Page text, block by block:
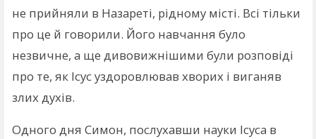
не прийняли в Назареті, рідному місті. Всі тільки
про це й говорили. Його навчання було
незвичне, а ще дивовижнішими були розповіді
про те, як Ісус уздоровлював хворих і виганяв
злих духів.
Одного дня Симон, послухавши науки Ісуса в